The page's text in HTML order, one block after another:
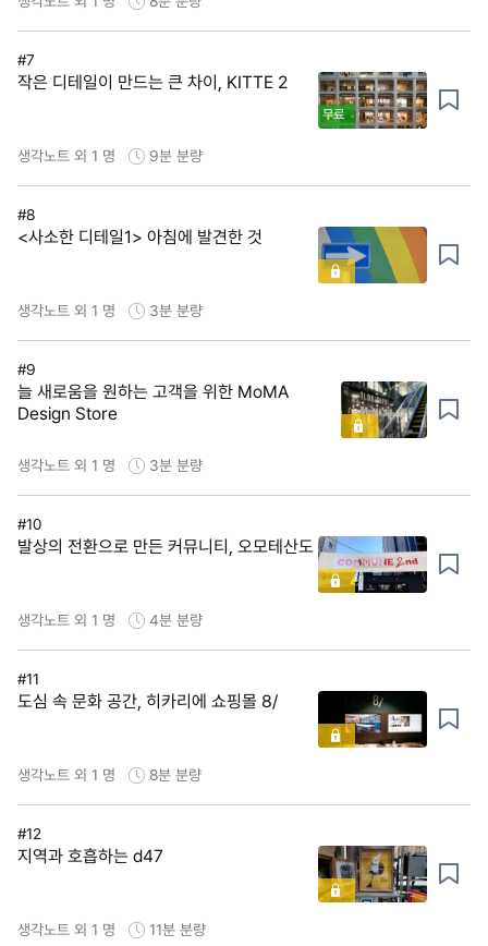
#7
작은 디테일이 만드는 큰 차이, KITTE 2
무료
생각노트 외 1 명 9분 분량
#8
<사소한 디테일1> 아침에 발견한 것
생각노트 외 1 명 3분 분량
#9
늘 새로움을 원하는 고객을 위한 MoMA
Design Store
생각노트 외 1 명 3분 분량
#10
발상의 전환으로 만든 커뮤니티, 오모테산도
생각노트 외 1 명 4분 분량
#11
도심 속 문화 공간, 히카리에 쇼핑몰 8/
생각노트 외 1 명 8분 분량
#12
지역과 호흡하는 d47
생각노트 외 1 명 11분 분량